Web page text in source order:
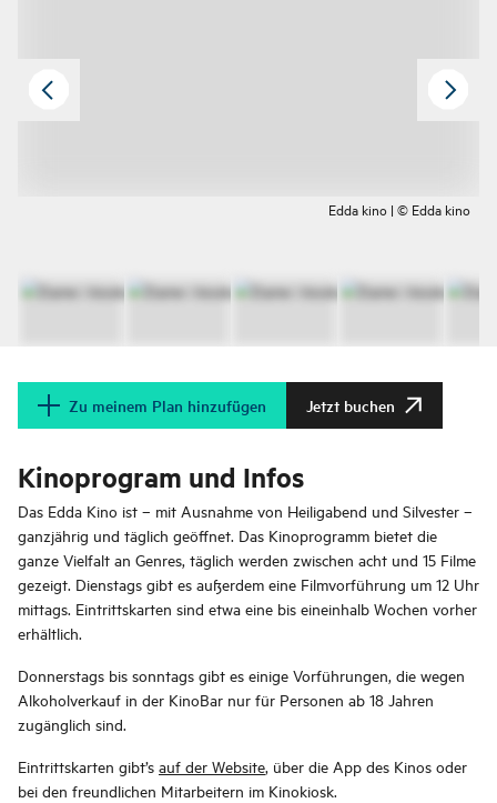
Edda kino | © Edda kino
Zu meinem Plan hinzufügen Jetzt buchen
Kinoprogram und Infos
Das Edda Kino ist – mit Ausnahme von Heiligabend und Silvester –
ganzjährig und täglich geöffnet. Das Kinoprogramm bietet die
ganze Vielfalt an Genres, täglich werden zwischen acht und 15 Filme
gezeigt. Dienstags gibt es außerdem eine Filmvorführung um 12 Uhr
mittags. Eintrittskarten sind etwa eine bis eineinhalb Wochen vorher
erhältlich.
Donnerstags bis sonntags gibt es einige Vorführungen, die wegen
Alkoholverkauf in der KinoBar nur für Personen ab 18 Jahren
zugänglich sind.
Eintrittskarten gibt’s auf der Website, über die App des Kinos oder
bei den freundlichen Mitarbeitern im Kinokiosk.